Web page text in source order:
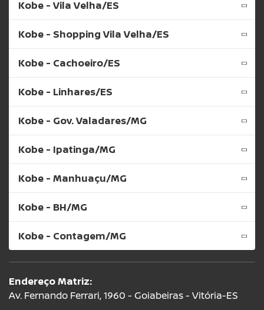
Kobe - Vila Velha/ES
Kobe - Shopping Vila Velha/ES
Kobe - Cachoeiro/ES
Kobe - Linhares/ES
Kobe - Gov. Valadares/MG
Kobe - Ipatinga/MG
Kobe - Manhuaçu/MG
Kobe - BH/MG
Kobe - Contagem/MG
Endereço Matriz:
Av. Fernando Ferrari, 1960 - Goiabeiras - Vitória-ES